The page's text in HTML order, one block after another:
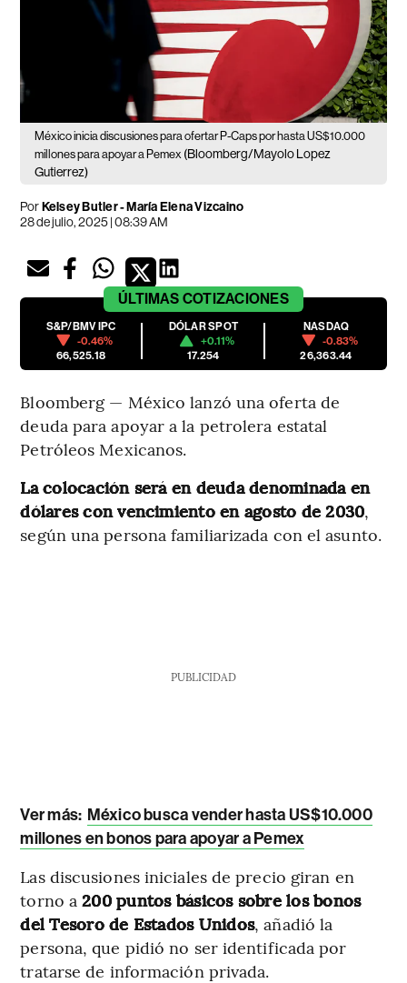
México inicia discusiones para ofertar P-Caps por hasta US$10.000
millones para apoyar a Pemex (Bloomberg/Mayolo Lopez
Gutierrez)
PorKelsey Butler - María Elena Vizcaino
28 de julio, 2025 | 08:39 AM
ÚLTIMAS COTIZACIONES
S&P/BMV IPC
-0.46%
66,525.18
DÓLAR SPOT
+0.11%
17.254
NASDAQ
-0.83%
26,363.44
Bloomberg — México lanzó una oferta de
deuda para apoyar a la petrolera estatal
Petróleos Mexicanos.
La colocación será en deuda denominada en
dólares con vencimiento en agosto de 2030,
según una persona familiarizada con el asunto.
PUBLICIDAD
Ver más: México busca vender hasta US$10.000
millones en bonos para apoyar a Pemex
Las discusiones iniciales de precio giran en
torno a200 puntos básicos sobre los bonos
del Tesoro de Estados Unidos, añadió la
persona, que pidió no ser identificada por
tratarse de información privada.